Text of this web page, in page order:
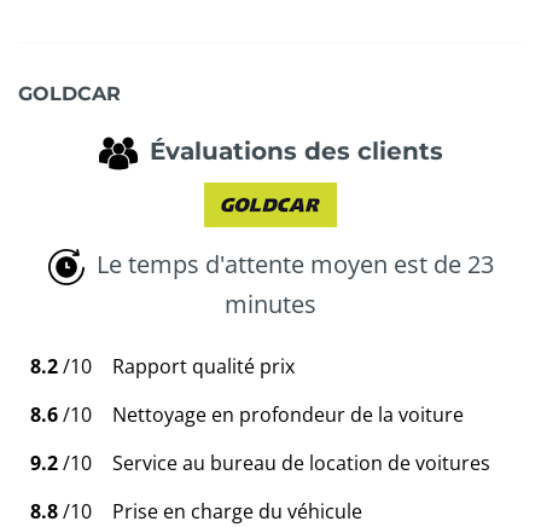
GOLDCAR
Évaluations des clients
Le temps d'attente moyen est de 23
minutes
8.2/10
Rapport qualité prix
8.6/10
Nettoyage en profondeur de la voiture
9.2/10
Service au bureau de location de voitures
8.8/10
Prise en charge du véhicule